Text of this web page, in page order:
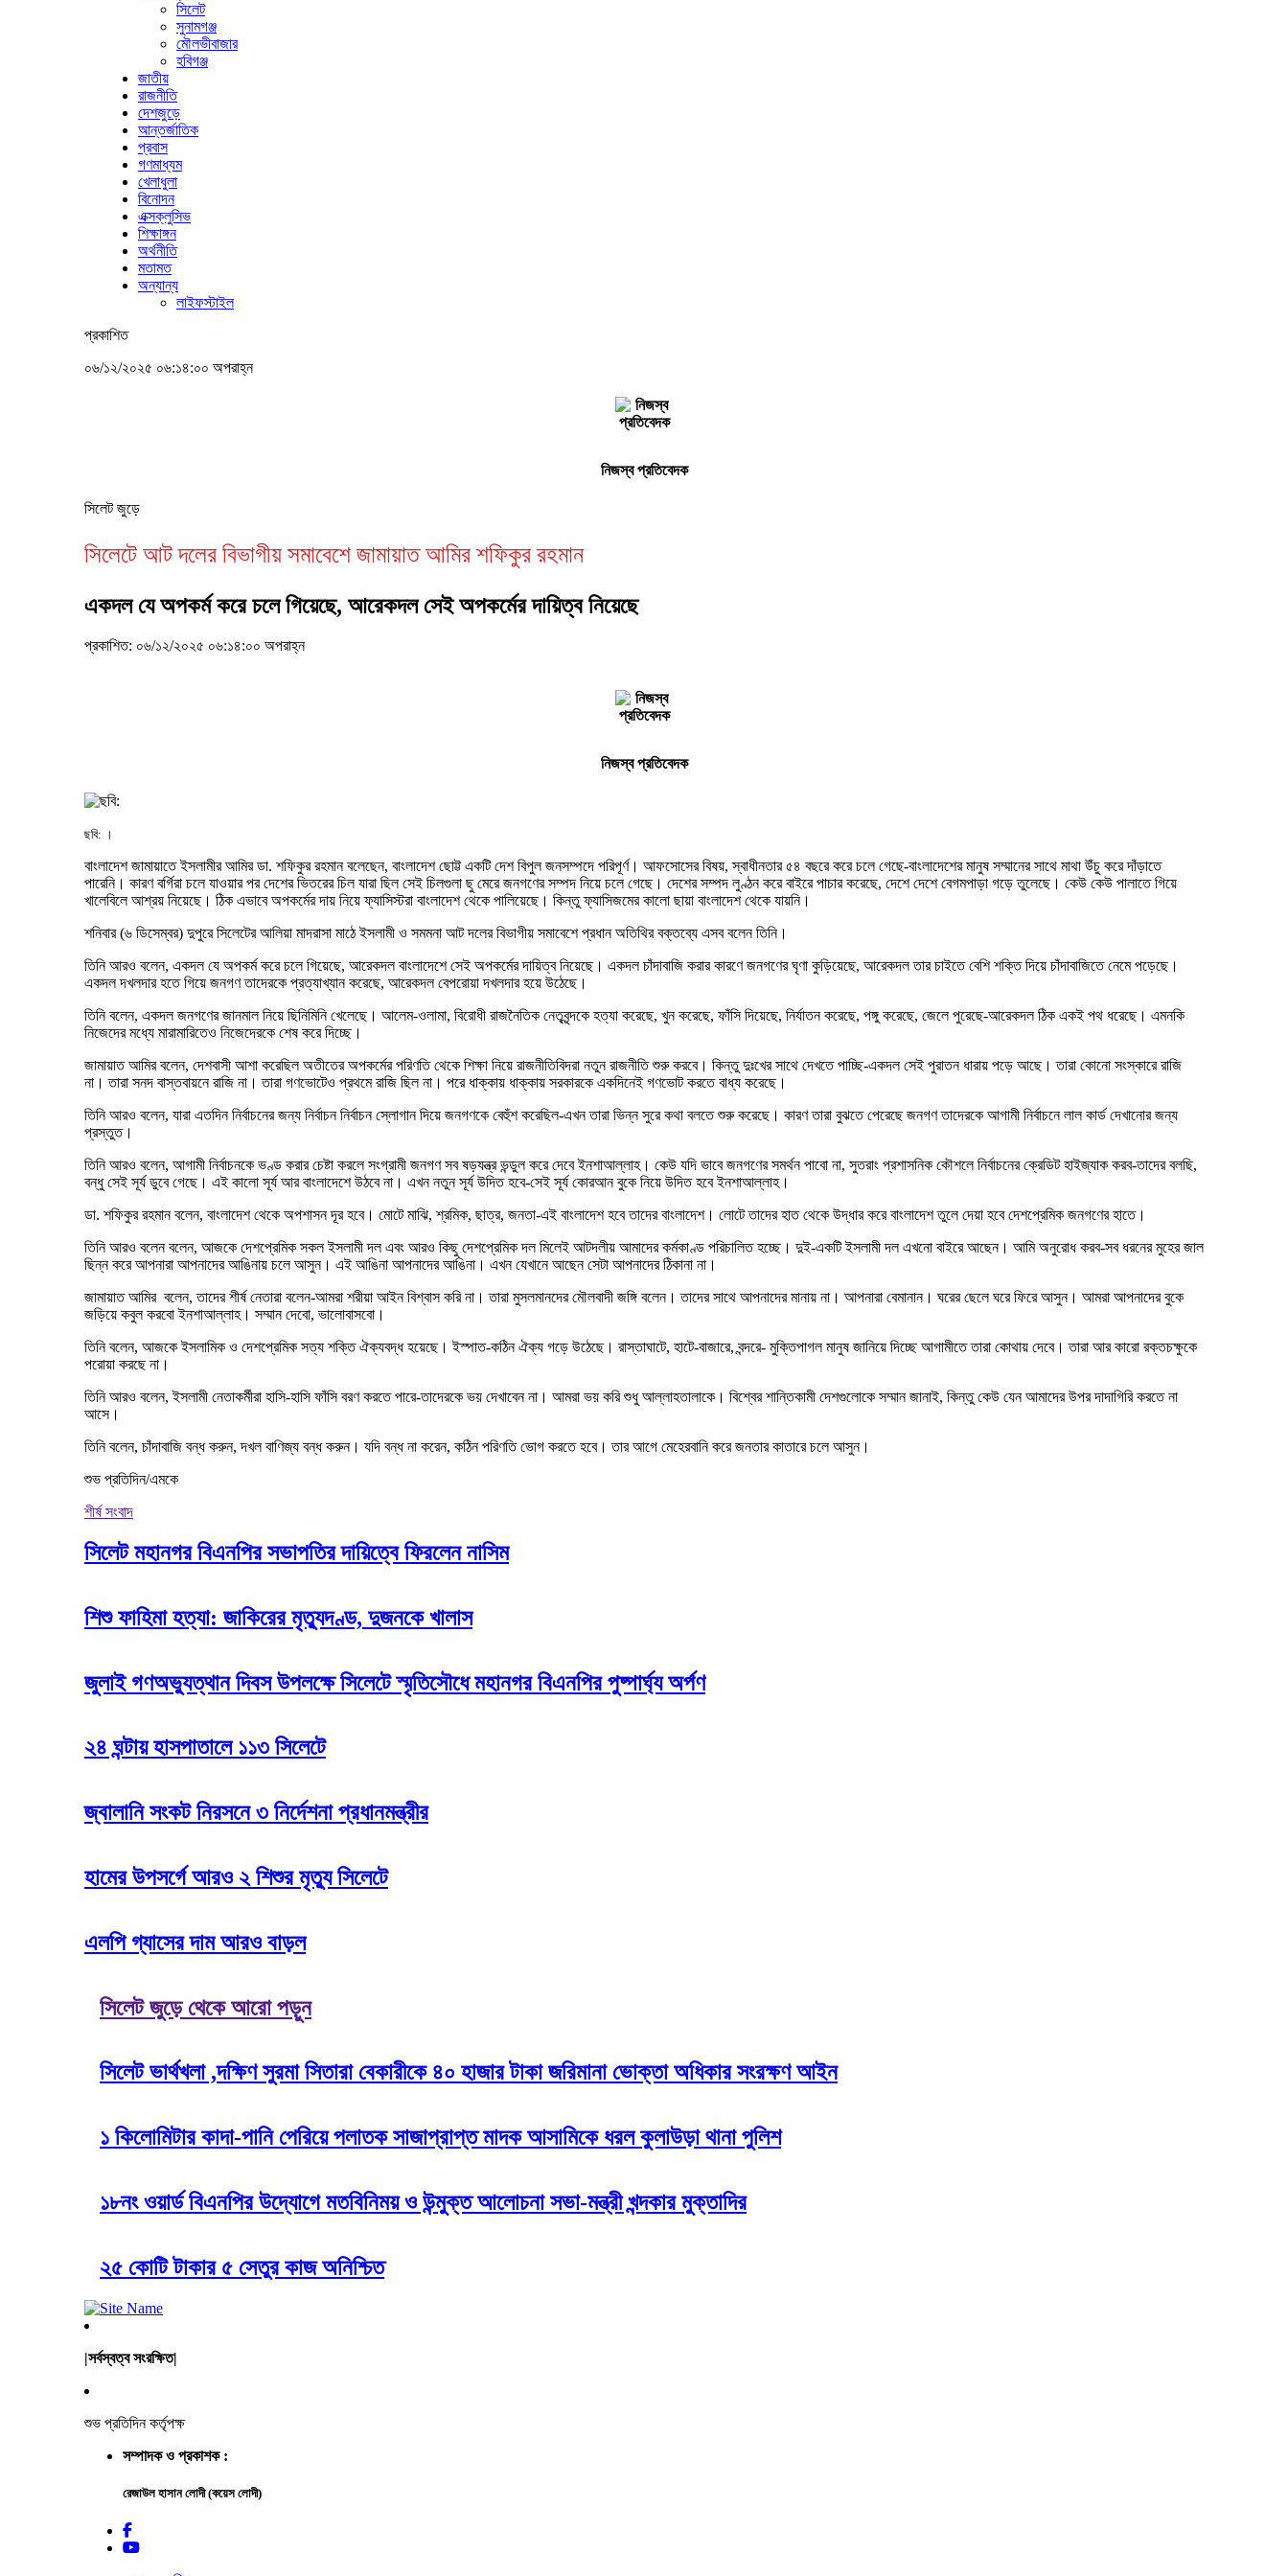
সিলেট
সুনামগঞ্জ
মৌলভীবাজার
হবিগঞ্জ
জাতীয়
রাজনীতি
দেশজুড়ে
আন্তর্জাতিক
প্রবাস
গণমাধ্যম
খেলাধুলা
বিনোদন
এক্সক্লুসিভ
শিক্ষাঙ্গন
অর্থনীতি
মতামত
অন্যান্য
লাইফস্টাইল
প্রকাশিত
০৬/১২/২০২৫ ০৬:১৪:০০ অপরাহ্ন
নিজস্ব প্রতিবেদক
সিলেট জুড়ে
সিলেটে আট দলের বিভাগীয় সমাবেশে জামায়াত আমির শফিকুর রহমান
একদল যে অপকর্ম করে চলে গিয়েছে, আরেকদল সেই অপকর্মের দায়িত্ব নিয়েছে
প্রকাশিত: ০৬/১২/২০২৫ ০৬:১৪:০০ অপরাহ্ন
নিজস্ব প্রতিবেদক
ছবি: ।
বাংলাদেশ জামায়াতে ইসলামীর আমির ডা. শফিকুর রহমান বলেছেন, বাংলাদেশ ছোট্ট একটি দেশ বিপুল জনসম্পদে পরিপূর্ণ। আফসোসের বিষয়, স্বাধীনতার ৫৪ বছরে করে চলে গেছে-বাংলাদেশের মানুষ সম্মানের সাথে মাথা উঁচু করে দাঁড়াতে
পারেনি। কারণ বর্গিরা চলে যাওয়ার পর দেশের ভিতরের চিল যারা ছিল সেই চিলগুলা ছু মেরে জনগণের সম্পদ নিয়ে চলে গেছে। দেশের সম্পদ লুণ্ঠন করে বাইরে পাচার করেছে, দেশে দেশে বেগমপাড়া গড়ে তুলেছে। কেউ কেউ পালাতে গিয়ে
খালেবিলে আশ্রয় নিয়েছে। ঠিক এভাবে অপকর্মের দায় নিয়ে ফ্যাসিস্টরা বাংলাদেশ থেকে পালিয়েছে। কিন্তু ফ্যাসিজমের কালো ছায়া বাংলাদেশ থেকে যায়নি।
শনিবার (৬ ডিসেম্বর) দুপুরে সিলেটের আলিয়া মাদরাসা মাঠে ইসলামী ও সমমনা আট দলের বিভাগীয় সমাবেশে প্রধান অতিথির বক্তব্যে এসব বলেন তিনি।
তিনি আরও বলেন, একদল যে অপকর্ম করে চলে গিয়েছে, আরেকদল বাংলাদেশে সেই অপকর্মের দায়িত্ব নিয়েছে। একদল চাঁদাবাজি করার কারণে জনগণের ঘৃণা কুড়িয়েছে, আরেকদল তার চাইতে বেশি শক্তি দিয়ে চাঁদাবাজিতে নেমে পড়েছে।
একদল দখলদার হতে গিয়ে জনগণ তাদেরকে প্রত্যাখ্যান করেছে, আরেকদল বেপরোয়া দখলদার হয়ে উঠেছে।
তিনি বলেন, একদল জনগণের জানমাল নিয়ে ছিনিমিনি খেলেছে। আলেম-ওলামা, বিরোধী রাজনৈতিক নেতৃবৃন্দকে হত্যা করেছে, খুন করেছে, ফাঁসি দিয়েছে, নির্যাতন করেছে, পঙ্গু করেছে, জেলে পুরেছে-আরেকদল ঠিক একই পথ ধরেছে। এমনকি
নিজেদের মধ্যে মারামারিতেও নিজেদেরকে শেষ করে দিচ্ছে।
জামায়াত আমির বলেন, দেশবাসী আশা করেছিল অতীতের অপকর্মের পরিণতি থেকে শিক্ষা নিয়ে রাজনীতিবিদরা নতুন রাজনীতি শুরু করবে। কিন্তু দুঃখের সাথে দেখতে পাচ্ছি-একদল সেই পুরাতন ধারায় পড়ে আছে। তারা কোনো সংস্কারে রাজি
না। তারা সনদ বাস্তবায়নে রাজি না। তারা গণভোটেও প্রথমে রাজি ছিল না। পরে ধাক্কায় ধাক্কায় সরকারকে একদিনেই গণভোট করতে বাধ্য করেছে।
তিনি আরও বলেন, যারা এতদিন নির্বাচনের জন্য নির্বাচন নির্বাচন স্লোগান দিয়ে জনগণকে বেহুঁশ করেছিল-এখন তারা ভিন্ন সুরে কথা বলতে শুরু করেছে। কারণ তারা বুঝতে পেরেছে জনগণ তাদেরকে আগামী নির্বাচনে লাল কার্ড দেখানোর জন্য
প্রস্তুত।
তিনি আরও বলেন, আগামী নির্বাচনকে ভণ্ড করার চেষ্টা করলে সংগ্রামী জনগণ সব ষড়যন্ত্র ভন্ডুল করে দেবে ইনশাআল্লাহ। কেউ যদি ভাবে জনগণের সমর্থন পাবো না, সুতরাং প্রশাসনিক কৌশলে নির্বাচনের ক্রেডিট হাইজ্যাক করব-তাদের বলছি,
বন্ধু সেই সূর্য ডুবে গেছে। এই কালো সূর্য আর বাংলাদেশে উঠবে না। এখন নতুন সূর্য উদিত হবে-সেই সূর্য কোরআন বুকে নিয়ে উদিত হবে ইনশাআল্লাহ।
ডা. শফিকুর রহমান বলেন, বাংলাদেশ থেকে অপশাসন দূর হবে। মোটে মাঝি, শ্রমিক, ছাত্র, জনতা-এই বাংলাদেশ হবে তাদের বাংলাদেশ। লোটে তাদের হাত থেকে উদ্ধার করে বাংলাদেশ তুলে দেয়া হবে দেশপ্রেমিক জনগণের হাতে।
তিনি আরও বলেন বলেন, আজকে দেশপ্রেমিক সকল ইসলামী দল এবং আরও কিছু দেশপ্রেমিক দল মিলেই আটদলীয় আমাদের কর্মকাণ্ড পরিচালিত হচ্ছে। দুই-একটি ইসলামী দল এখনো বাইরে আছেন। আমি অনুরোধ করব-সব ধরনের মুহের জাল
ছিন্ন করে আপনারা আপনাদের আঙিনায় চলে আসুন। এই আঙিনা আপনাদের আঙিনা। এখন যেখানে আছেন সেটা আপনাদের ঠিকানা না।
জামায়াত আমির বলেন, তাদের শীর্ষ নেতারা বলেন-আমরা শরীয়া আইন বিশ্বাস করি না। তারা মুসলমানদের মৌলবাদী জঙ্গি বলেন। তাদের সাথে আপনাদের মানায় না। আপনারা বেমানান। ঘরের ছেলে ঘরে ফিরে আসুন। আমরা আপনাদের বুকে
জড়িয়ে কবুল করবো ইনশাআল্লাহ। সম্মান দেবো, ভালোবাসবো।
তিনি বলেন, আজকে ইসলামিক ও দেশপ্রেমিক সত্য শক্তি ঐক্যবদ্ধ হয়েছে। ইস্পাত-কঠিন ঐক্য গড়ে উঠেছে। রাস্তাঘাটে, হাটে-বাজারে, বন্দরে- মুক্তিপাগল মানুষ জানিয়ে দিচ্ছে আগামীতে তারা কোথায় দেবে। তারা আর কারো রক্তচক্ষুকে
পরোয়া করছে না।
তিনি আরও বলেন, ইসলামী নেতাকর্মীরা হাসি-হাসি ফাঁসি বরণ করতে পারে-তাদেরকে ভয় দেখাবেন না। আমরা ভয় করি শুধু আল্লাহতালাকে। বিশ্বের শান্তিকামী দেশগুলোকে সম্মান জানাই, কিন্তু কেউ যেন আমাদের উপর দাদাগিরি করতে না
আসে।
তিনি বলেন, চাঁদাবাজি বন্ধ করুন, দখল বাণিজ্য বন্ধ করুন। যদি বন্ধ না করেন, কঠিন পরিণতি ভোগ করতে হবে। তার আগে মেহেরবানি করে জনতার কাতারে চলে আসুন।
শুভ প্রতিদিন/এমকে
শীর্ষ সংবাদ
সিলেট মহানগর বিএনপির সভাপতির দায়িত্বে ফিরলেন নাসিম
শিশু ফাহিমা হত্যা: জাকিরের মৃত্যুদণ্ড, দুজনকে খালাস
জুলাই গণঅভ্যুত্থান দিবস উপলক্ষে সিলেটে স্মৃতিসৌধে মহানগর বিএনপির পুষ্পার্ঘ্য অর্পণ
২৪ ঘন্টায় হাসপাতালে ১১৩ সিলেটে
জ্বালানি সংকট নিরসনে ৩ নির্দেশনা প্রধানমন্ত্রীর
হামের উপসর্গে আরও ২ শিশুর মৃত্যু সিলেটে
এলপি গ্যাসের দাম আরও বাড়ল
সিলেট জুড়ে থেকে আরো পড়ুন
সিলেট ভার্থখলা ,দক্ষিণ সুরমা সিতারা বেকারীকে ৪০ হাজার টাকা জরিমানা ভোক্তা অধিকার সংরক্ষণ আইন
১ কিলোমিটার কাদা-পানি পেরিয়ে পলাতক সাজাপ্রাপ্ত মাদক আসামিকে ধরল কুলাউড়া থানা পুলিশ
১৮নং ওয়ার্ড বিএনপির উদ্যোগে মতবিনিময় ও উন্মুক্ত আলোচনা সভা-মন্ত্রী খন্দকার মুক্তাদির
২৫ কোটি টাকার ৫ সেতুর কাজ অনিশ্চিত
|সর্বস্বত্ব সংরক্ষিত|
শুভ প্রতিদিন কর্তৃপক্ষ
সম্পাদক ও প্রকাশক :
রেজাউল হাসান লোদী (কয়েস লোদী)